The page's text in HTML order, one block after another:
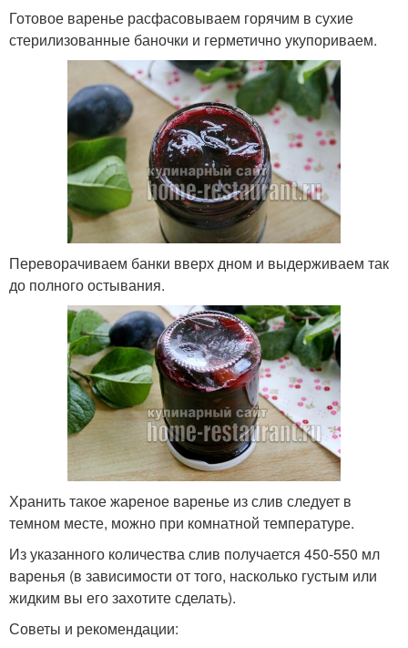
Готовое варенье расфасовываем горячим в сухие
стерилизованные баночки и герметично укупориваем.
Переворачиваем банки вверх дном и выдерживаем так
до полного остывания.
Хранить такое жареное варенье из слив следует в
темном месте, можно при комнатной температуре.
Из указанного количества слив получается 450-550 мл
варенья (в зависимости от того, насколько густым или
жидким вы его захотите сделать).
Советы и рекомендации: